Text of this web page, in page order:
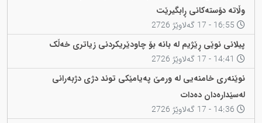
وڵاتە دۆستەکانی ڕابگیرێت
پیلانی نوێی ڕێژیم لە بانە بۆ چاودێریکردنی زیاتری خەڵک
نوێنەری خامنەیی لە ورمێ پەیامێکی توند دژی دژبەرانی
لەسێدارەدان دەدات